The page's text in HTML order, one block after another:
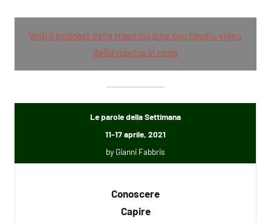
Vedi il podcast della trasmissione con l’audio video
della rubrica in coda
Le parole della Settimana
11-17 aprile, 2021
by Gianni Fabbris
Conoscere
Capire